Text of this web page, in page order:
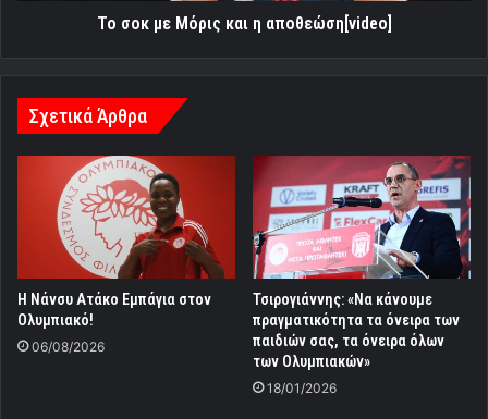
Το σοκ με Μόρις και η αποθεώση[video]
Σχετικά Άρθρα
Η Νάνσυ Ατάκο Εμπάγια στον
Ολυμπιακό!
06/08/2026
Τσιρογιάννης: «Να κάνουμε
πραγματικότητα τα όνειρα των
παιδιών σας, τα όνειρα όλων
των Ολυμπιακών»
18/01/2026